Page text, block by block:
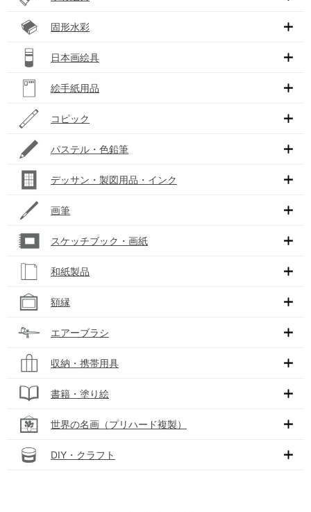
固形水彩
日本画絵具
絵手紙用品
コピック
パステル・色鉛筆
デッサン・製図用品・インク
画筆
スケッチブック・画紙
和紙製品
額縁
エアーブラシ
収納・携帯用具
書籍・塗り絵
世界の名画（プリハード複製）
DIY・クラフト